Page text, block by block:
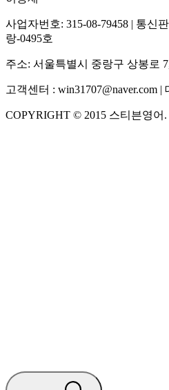
사업자번호: 315-08-79458 | 통신
랑-0495호
주소: 서울특별시 중랑구 상봉로
고객센터 : win31707@naver.com |
COPYRIGHT © 2015 스티븐영어